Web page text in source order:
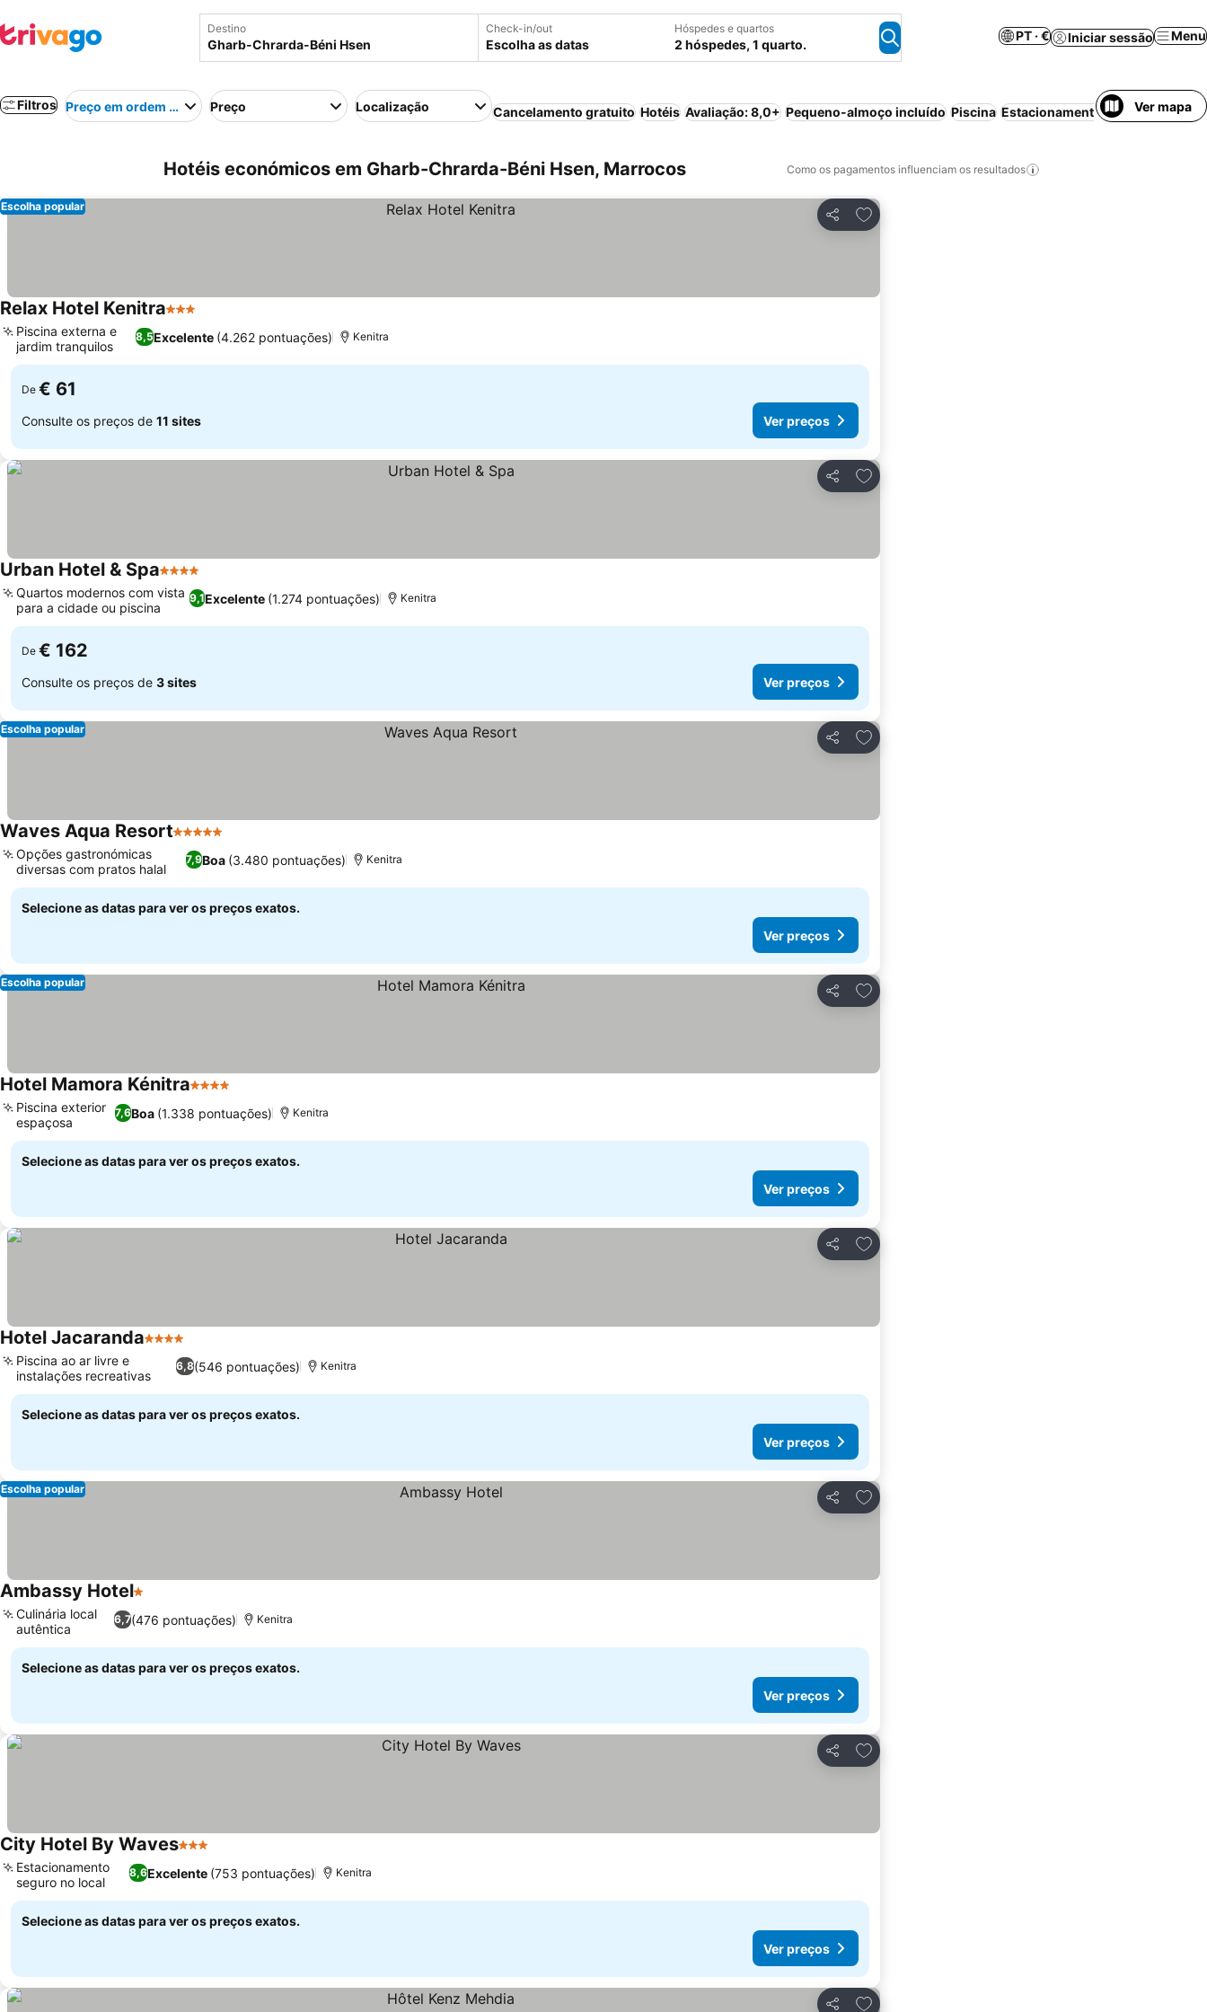
Destino Check-in/out
Escolha as datas
Hóspedes e quartos
2 hóspedes, 1 quarto.
PT · € Iniciar sessão Menu
Filtros Preço em ordem crescentePreço Localização Cancelamento gratuito Hotéis Avaliação: 8,0+ Pequeno-almoço incluído Piscina Estacionamento Praia Meia-
Ver mapa
Hotéis económicos em Gharb-Chrarda-Béni Hsen, Marrocos Como os pagamentos influenciam os resultados
Partilhar
Adicionar aos favoritos
Escolha popular
Relax Hotel Kenitra3 Estrelas
8,5Excelente (4.262 pontuações)
Piscina externa e
jardim tranquilos
Kenitra
De € 61
Consulte os preços de 11 sites Ver preços
Partilhar
Adicionar aos favoritos
Urban Hotel & Spa4 Estrelas
9,1Excelente (1.274 pontuações)
Quartos modernos com vista
para a cidade ou piscina
Kenitra
De € 162
Consulte os preços de 3 sites Ver preços
Partilhar
Adicionar aos favoritos
Escolha popular
Waves Aqua Resort5 Estrelas
7,9Boa (3.480 pontuações)
Opções gastronómicas
diversas com pratos halal
Kenitra
Selecione as datas para ver os preços exatos.
Ver preços
Partilhar
Adicionar aos favoritos
Escolha popular
Hotel Mamora Kénitra4 Estrelas
7,6Boa (1.338 pontuações)
Piscina exterior
espaçosa
Kenitra
Selecione as datas para ver os preços exatos.
Ver preços
Partilhar
Adicionar aos favoritos
Hotel Jacaranda4 Estrelas
6,8(546 pontuações)
Piscina ao ar livre e
instalações recreativas
Kenitra
Selecione as datas para ver os preços exatos.
Ver preços
Partilhar
Adicionar aos favoritos
Escolha popular
Ambassy Hotel1 Estrelas
6,7(476 pontuações)
Culinária local
autêntica
Kenitra
Selecione as datas para ver os preços exatos.
Ver preços
Partilhar
Adicionar aos favoritos
City Hotel By Waves3 Estrelas
8,6Excelente (753 pontuações)
Estacionamento
seguro no local
Kenitra
Selecione as datas para ver os preços exatos.
Ver preços
Adicionar aos favoritos